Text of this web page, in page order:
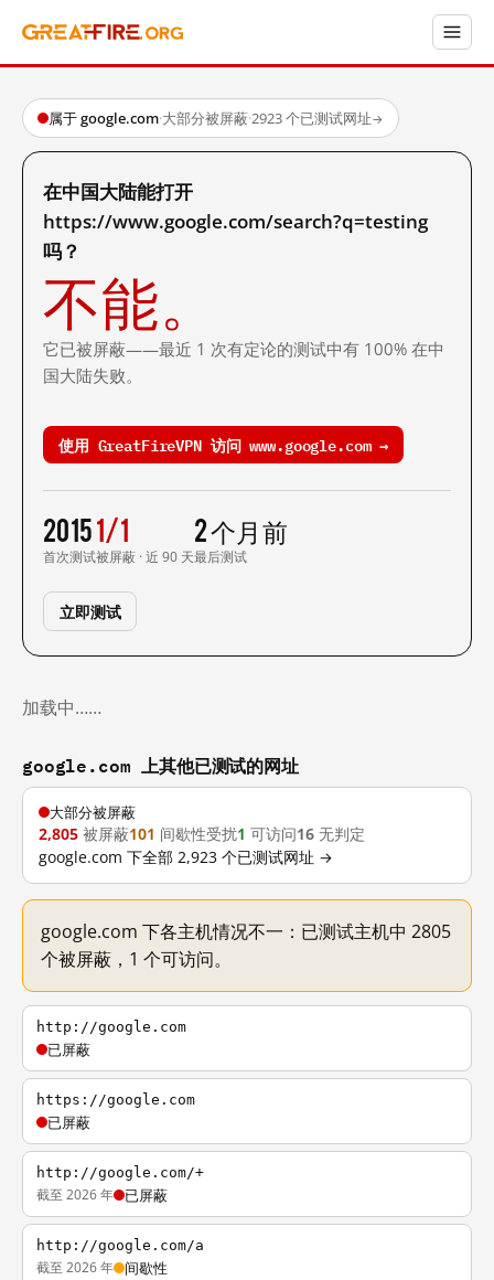
属于 google.com·大部分被屏蔽·2923 个已测试网址→
在中国大陆能打开
https://www.google.com/search?q=testing
吗？
不能。
它已被屏蔽——最近 1 次有定论的测试中有 100% 在中
国大陆失败。
使用 GreatFireVPN 访问 www.google.com →
2015
首次测试
1/1
被屏蔽 · 近 90 天
2 个月前
最后测试
立即测试
加载中……
google.com 上其他已测试的网址
大部分被屏蔽
2,805 被屏蔽101 间歇性受扰1 可访问16 无判定
google.com 下全部 2,923 个已测试网址 →
google.com 下各主机情况不一：已测试主机中 2805
个被屏蔽，1 个可访问。
http://google.com
已屏蔽
https://google.com
已屏蔽
http://google.com/+
截至 2026 年 已屏蔽
http://google.com/a
截至 2026 年 间歇性